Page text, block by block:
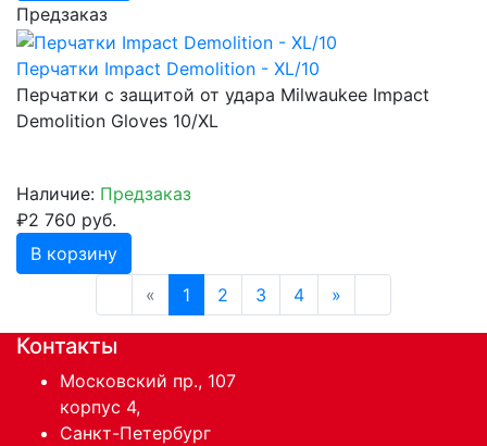
Предзаказ
Перчатки Impact Demolition - XL/10
Перчатки с защитой от удара Milwaukee Impact
Demolition Gloves 10/XL
Наличие: Предзаказ
₽2 760 руб.
В корзину
«
1 2 3 4 »
Контакты
Московский пр., 107
корпус 4,
Санкт-Петербург